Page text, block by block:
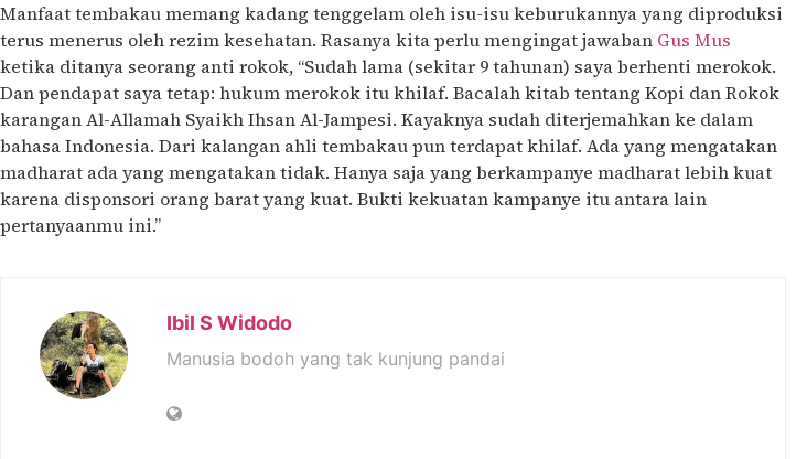
Manfaat tembakau memang kadang tenggelam oleh isu-isu keburukannya yang diproduksi
terus menerus oleh rezim kesehatan. Rasanya kita perlu mengingat jawaban Gus Mus
ketika ditanya seorang anti rokok, “Sudah lama (sekitar 9 tahunan) saya berhenti merokok.
Dan pendapat saya tetap: hukum merokok itu khilaf. Bacalah kitab tentang Kopi dan Rokok
karangan Al-Allamah Syaikh Ihsan Al-Jampesi. Kayaknya sudah diterjemahkan ke dalam
bahasa Indonesia. Dari kalangan ahli tembakau pun terdapat khilaf. Ada yang mengatakan
madharat ada yang mengatakan tidak. Hanya saja yang berkampanye madharat lebih kuat
karena disponsori orang barat yang kuat. Bukti kekuatan kampanye itu antara lain
pertanyaanmu ini.”
Ibil S Widodo
Manusia bodoh yang tak kunjung pandai